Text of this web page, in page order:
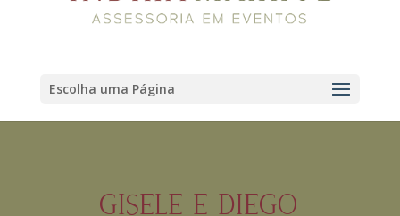
Escolha uma Página
GISELE E DIEGO